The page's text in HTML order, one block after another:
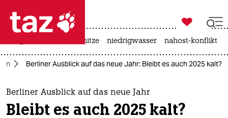
 taz zahl ich
taz zahl ich
themen
politik

taz zahl ich
hitze niedrigwasser nahost-konflikt
Berliner Ausblick auf das neue Jahr: Bleibt es auch 2025 kalt?
Berliner Ausblick auf das neue Jahr
Bleibt es auch 2025 kalt?